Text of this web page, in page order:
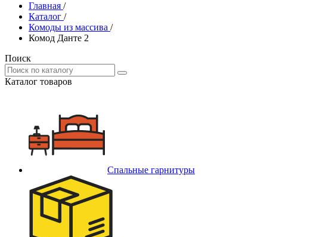
Главная /
Каталог /
Комоды из массива /
Комод Данте 2
Поиск
Каталог товаров
Спальные гарнитуры